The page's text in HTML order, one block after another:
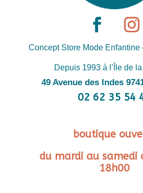
Concept Store Mode Enfantine
Depuis 1993 à l’Île de
49 Avenue des Indes
02 62 35 54
boutique
du mardi au samedi
18h00